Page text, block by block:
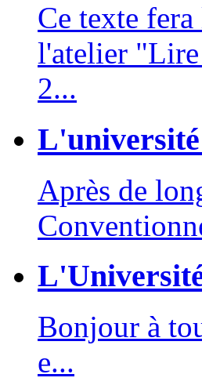
Ce texte
l'atelier
2...
Après de
Bonjour à
e...